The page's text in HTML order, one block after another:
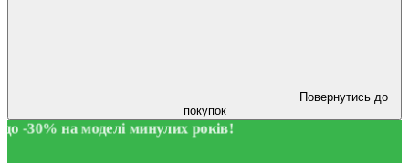
Повернутись до
покупок
до -30% на моделі минулих років!